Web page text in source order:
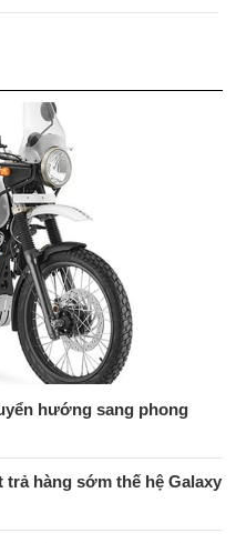
hướng sang phong
trả hàng sớm thế hệ Galaxy